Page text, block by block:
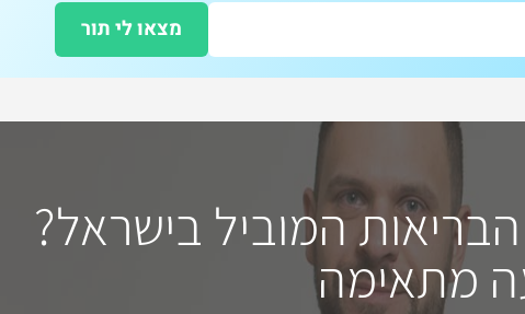
מצאו לי תור
המוביל בישראל?
מתאימה